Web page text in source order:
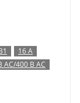
16 А
AC/400 В AC